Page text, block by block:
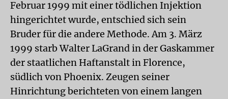
Februar 1999 mit einer tödlichen Injektion
hingerichtet wurde, entschied sich sein
Bruder für die andere Methode. Am 3. März
1999 starb Walter LaGrand in der Gaskammer
der staatlichen Haftanstalt in Florence,
südlich von Phoenix. Zeugen seiner
Hinrichtung berichteten von einem langen